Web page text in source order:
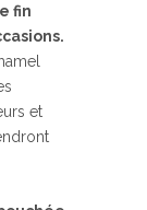
fin
et